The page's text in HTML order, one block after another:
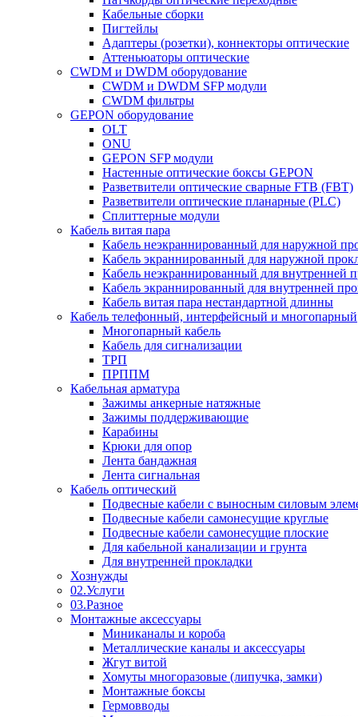
Кабельные сборки
Пигтейлы
Адаптеры (розетки), коннекторы оптические
Аттеньюаторы оптические
CWDM и DWDM оборудование
CWDM и DWDM SFP модули
CWDM фильтры
GEPON оборудование
OLT
ONU
GEPON SFP модули
Настенные оптические боксы GEPON
Разветвители оптические сварные FTB (FBT)
Разветвители оптические планарные (PLC)
Сплиттерные модули
Кабель витая пара
Кабель неэкраннированный для наружной
Кабель экраннированный для наружной
Кабель неэкраннированный для внутренней
Кабель экраннированный для внутренней
Кабель витая пара нестандартной длинны
Кабель телефонный, интерфейсный и многопарный
Многопарный кабель
Кабель для сигнализации
ТРП
ПРППМ
Кабельная арматура
Зажимы анкерные натяжные
Зажимы поддерживающие
Карабины
Крюки для опор
Лента бандажная
Лента сигнальная
Кабель оптический
Подвесные кабели с выносным силовым
Подвесные кабели самонесущие круглые
Подвесные кабели самонесущие плоские
Для кабельной канализации и грунта
Для внутренней прокладки
Хознужды
02.Услуги
03.Разное
Монтажные аксессуары
Миниканалы и короба
Металлические каналы и аксессуары
Жгут витой
Хомуты многоразовые (липучка, замки)
Монтажные боксы
Гермовводы